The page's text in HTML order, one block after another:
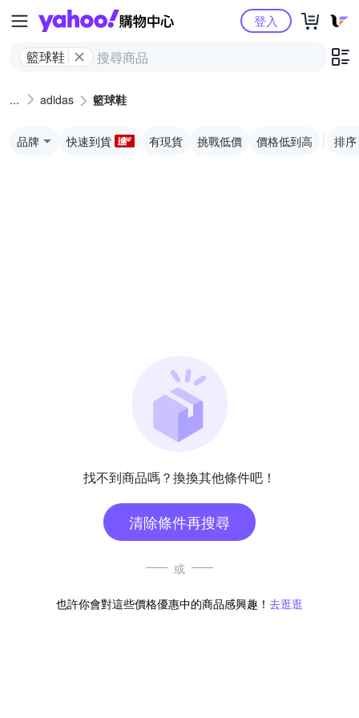
Yahoo購物中心
籃球鞋
登入
adidas 籃球鞋
品牌 快速到貨 有現貨 挑戰低價 價格低到高 排序
找不到商品嗎？換換其他條件吧！
清除條件再搜尋
或
也許你會對這些價格優惠中的商品感興趣！ 去逛逛